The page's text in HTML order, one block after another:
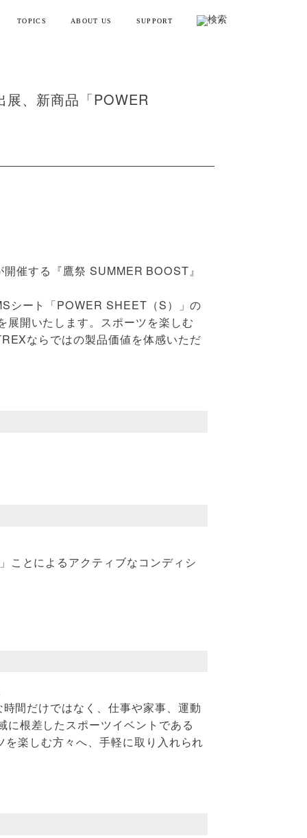
ラッピング
ラインアップ
製品を見る
属品を見る
TOPICS ABOUT US SUPPORT
展、新商品「POWER
催する『鷹祭 SUMMER BOOST』
シート「POWER SHEET（S）」の
展開いたします。スポーツを楽しむ
ならではの製品価値を体感いただ
ことによるアクティブなコンディシ
間だけではなく、仕事や家事、運動
根差したスポーツイベントである
楽しむ方々へ、手軽に取り入れられ